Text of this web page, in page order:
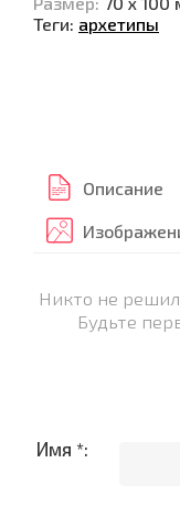
Теги: архетипы
Описание
Никто не
Будьте
Имя *: